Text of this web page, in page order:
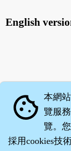
English
cookie 本網
覽服
覽。
採用cookies技